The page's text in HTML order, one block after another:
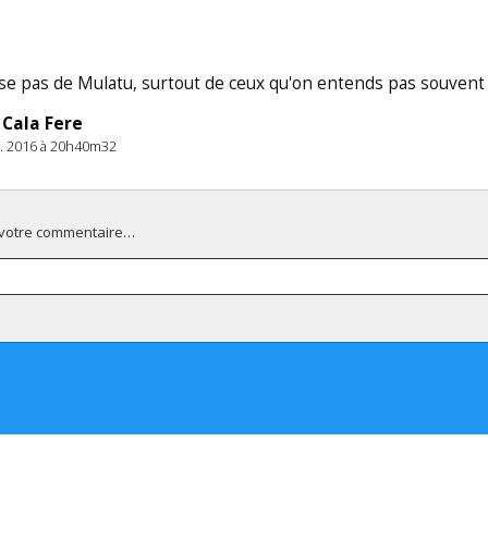
pas de Mulatu, surtout de ceux qu'on entends pas souvent
Fere
2016 à 20h40m32
commentaire…